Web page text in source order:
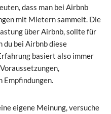
dass man bei Airbnb
mit Mietern sammelt. Die
über Airbnb, sollte für
du bei Airbnb diese
basiert also immer
Empfindungen.
eigene Meinung, versuche